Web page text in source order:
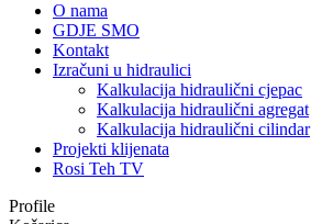
O nama
GDJE SMO
Kontakt
Izračuni u hidraulici
Kalkulacija hidraulični cjepac
Kalkulacija hidraulični agregat
Kalkulacija hidraulični cilindar
Projekti klijenata
Rosi Teh TV
Profile